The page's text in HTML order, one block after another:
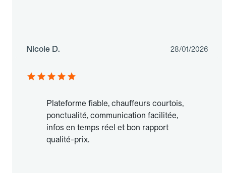
Nicole D. 28/01/2026
Plateforme fiable, chauffeurs courtois,
ponctualité, communication facilitée,
infos en temps réel et bon rapport
qualité-prix.